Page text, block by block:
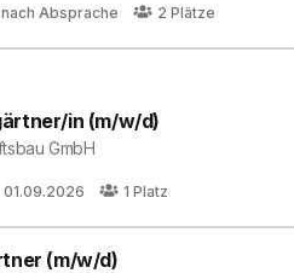
nach Absprache 2 Plätze
in (m/w/d)
GmbH
01.09.2026 1 Platz
(m/w/d)